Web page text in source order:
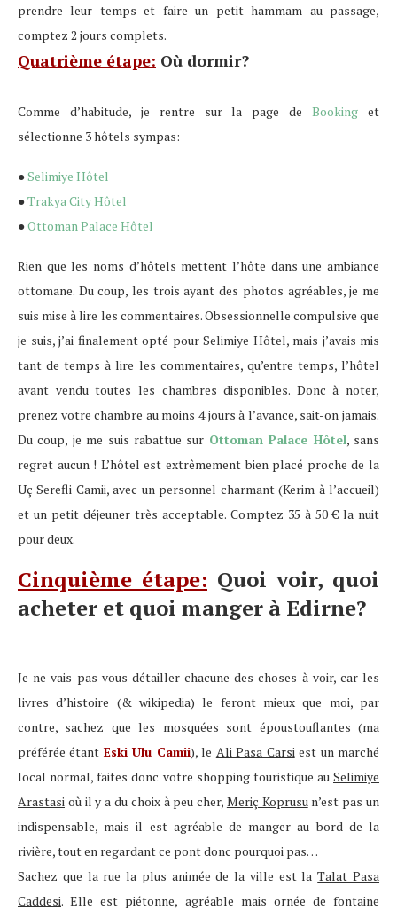
prendre leur temps et faire un petit hammam au passage,
comptez 2 jours complets.
Quatrième étape: Où dormir?
Comme d’habitude, je rentre sur la page deBooking et
sélectionne 3 hôtels sympas:
●Selimiye Hôtel
●Trakya City Hôtel
●Ottoman Palace Hôtel
Rien que les noms d’hôtels mettent l’hôte dans une ambiance
ottomane. Du coup, les trois ayant des photos agréables, je me
suis mise à lire les commentaires. Obsessionnelle compulsive que
je suis, j’ai finalement opté pour Selimiye Hôtel, mais j’avais mis
tant de temps à lire les commentaires, qu’entre temps, l’hôtel
avant vendu toutes les chambres disponibles. Donc à noter,
prenez votre chambre au moins 4 jours à l’avance, sait-on jamais.
Du coup, je me suis rabattue sur Ottoman Palace Hôtel, sans
regret aucun ! L’hôtel est extrêmement bien placé proche de la
Uç Serefli Camii, avec un personnel charmant (Kerim à l’accueil)
et un petit déjeuner très acceptable. Comptez 35 à 50 € la nuit
pour deux.
Cinquième étape: Quoi voir, quoi
acheter et quoi manger à Edirne?
Je ne vais pas vous détailler chacune des choses à voir, car les
livres d’histoire (& wikipedia) le feront mieux que moi, par
contre, sachez que les mosquées sont époustouflantes (ma
préférée étant Eski Ulu Camii), le Ali Pasa Carsi est un marché
local normal, faites donc votre shopping touristique au Selimiye
Arastasi où il y a du choix à peu cher, Meriç Koprusu n’est pas un
indispensable, mais il est agréable de manger au bord de la
rivière, tout en regardant ce pont donc pourquoi pas…
Sachez que la rue la plus animée de la ville est laTalat Pasa
Caddesi. Elle est piétonne, agréable mais ornée de fontaine